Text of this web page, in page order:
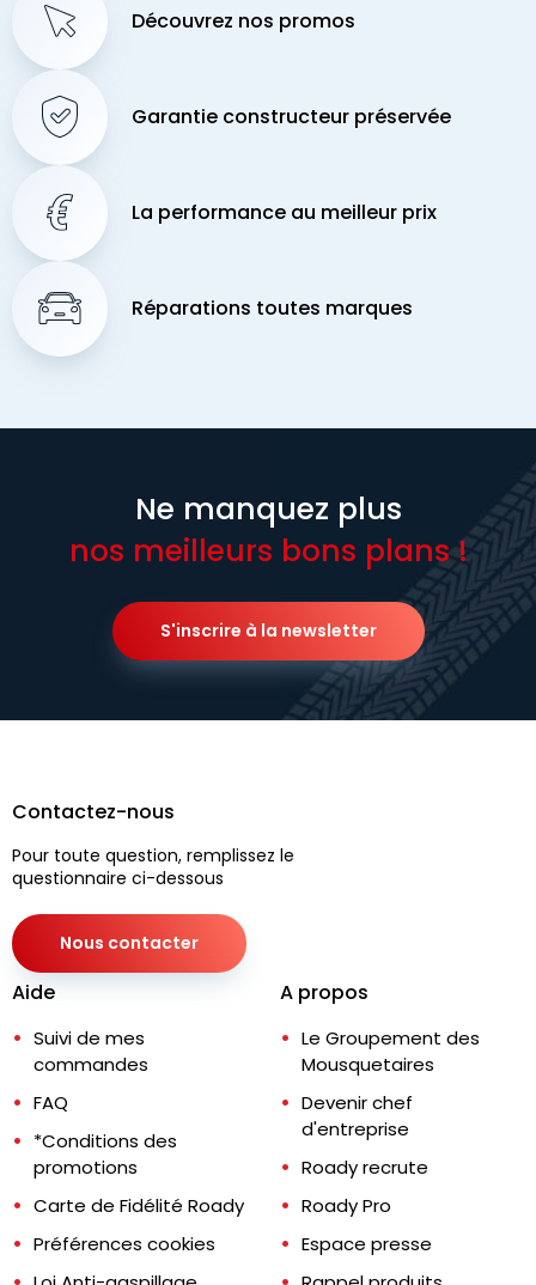
Découvrez nos promos
Garantie constructeur préservée
La performance au meilleur prix
Réparations toutes marques
Ne manquez plus
nos meilleurs bons plans !
S'inscrire à la newsletter
Contactez-nous
Pour toute question, remplissez le
questionnaire ci-dessous
Nous contacter
Aide
Suivi de mes
commandes
FAQ
*Conditions des
promotions
Carte de Fidélité Roady
Préférences cookies
A propos
Le Groupement des
Mousquetaires
Devenir chef
d'entreprise
Roady recrute
Roady Pro
Espace presse